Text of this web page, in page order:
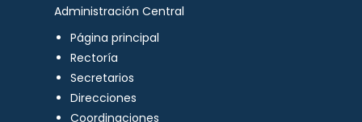
Administración Central
Página principal
Rectoría
Secretarios
Direcciones
Coordinaciones